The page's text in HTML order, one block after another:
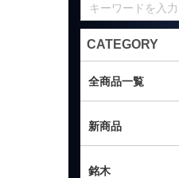
CATEGORY
全商品一覧
新商品
銘木